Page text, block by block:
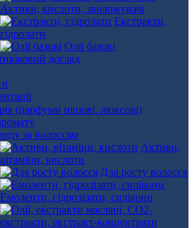
Активи, кислоти, зволожувачі
Екстракти,
гідролати
Олії базові
(парфуми нішові, люксові)
за волоссям
Активи,
вітаміни, кислоти
Для росту волосся
Емоленти, гідролізати, силікони